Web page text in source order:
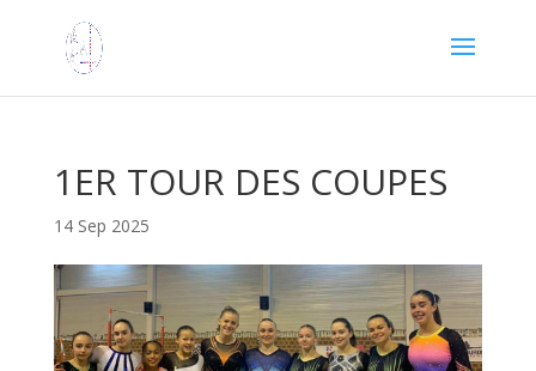
1ER TOUR DES COUPES
14 Sep 2025